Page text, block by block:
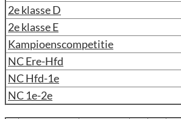
2e klasse D
2e klasse E
Kampioenscompetitie
NC Ere-Hfd
NC Hfd-1e
NC 1e-2e